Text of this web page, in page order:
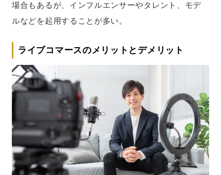
場合もあるが、インフルエンサーやタレント、モデ
ルなどを起用することが多い。
ライブコマースのメリットとデメリット